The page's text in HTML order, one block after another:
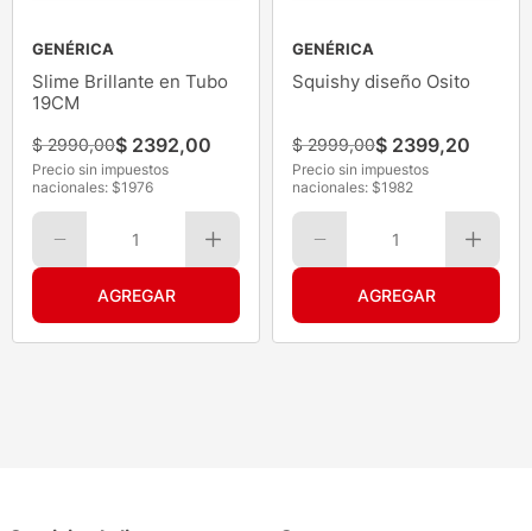
GENÉRICA
Slime Brillante en Tubo
19CM
$ 2990,00$ 2392,00
Precio sin impuestos
nacionales: $1976
1
GENÉRICA
Squishy diseño Osito
$ 2999,00$ 2399,20
Precio sin impuestos
nacionales: $1982
1